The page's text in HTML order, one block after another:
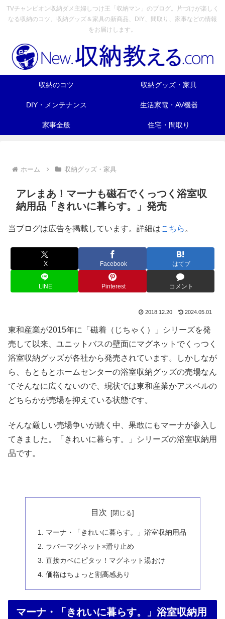
TVチャンピオン収納ダメ主婦しつけ王「収納マン」のブログ。片づけが楽しく
なる収納のコツ、収納グッズ＆家具の新商品、DIY、間取り、家事などの情報
をお届けします。
収納のコツ 収納グッズ・家具
DIY・メンテナンス 生活家電・AV機器
家事全般 住宅・間取り
ホーム 収納グッズ・家具
アレまあ！マーナも磁石でくっつく浴室収
納用品「きれいに暮らす。」発売
当ブログは広告を掲載しています。詳細はこちら 。
X Facebook はてブ
LINE Pinterest コメント
2018.12.20 2024.05.01
東和産業が2015年に「磁着（じちゃく）」シリーズを発
売して以来、ユニットバスの壁面にマグネットでくっつく
浴室収納グッズが各社から発売されています。しかしなが
ら、もともとホームセンターの浴室収納グッズの売場なん
てそんなに広くないので、現状では東和産業かアスベルの
どちらかが売場を抑えている状態です。
そんな厳しい売場争いが続く中、果敢にもマーナが参入し
てきました。「きれいに暮らす。」シリーズの浴室収納用
品です。
目次
マーナ・「きれいに暮らす。」浴室収納用品
ラバーマグネット×滑り止め
直接カベにピタッ！マグネット湯おけ
価格はちょっと割高感あり
マーナ・「きれいに暮らす。」浴室収納用